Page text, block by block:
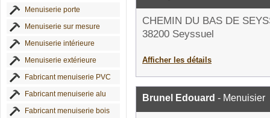
Menuiserie porte
Menuiserie sur mesure
Menuiserie intérieure
Menuiserie extérieure
Fabricant menuiserie PVC
Fabricant menuiserie alu
Fabricant menuiserie bois
CHEMIN DU BAS DE
38200 Seyssuel
Afficher les détails
Brunel Edouard - Menuisier